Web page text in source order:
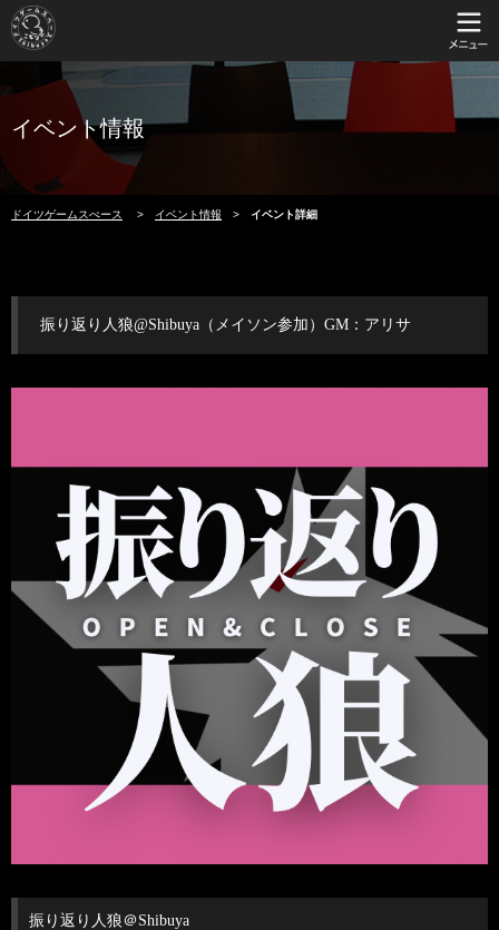
イベント情報
ドイツゲームスぺース イベント情報 イベント詳細
振り返り人狼@Shibuya（メイソン参加）GM：アリサ
振り返り人狼＠Shibuya